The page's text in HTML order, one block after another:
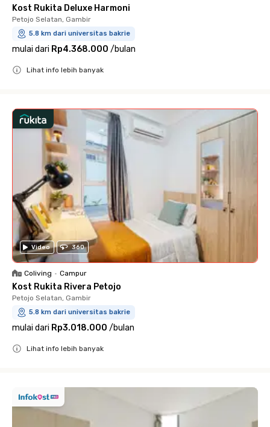
Kost Rukita Deluxe Harmoni
Petojo Selatan, Gambir
5.8 km dari universitas bakrie
mulai dari Rp4.368.000 /bulan
Lihat info lebih banyak
Video 360
Coliving • Campur
Kost Rukita Rivera Petojo
Petojo Selatan, Gambir
5.8 km dari universitas bakrie
mulai dari Rp3.018.000 /bulan
Lihat info lebih banyak